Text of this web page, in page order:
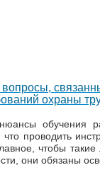
охраны
обучения
проводить
чтобы
они обязаны